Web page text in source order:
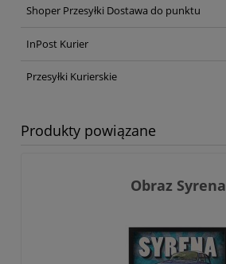
Shoper Przesyłki Dostawa do punktu
InPost Kurier
Przesyłki Kurierskie
Produkty powiązane
Obraz Syrena